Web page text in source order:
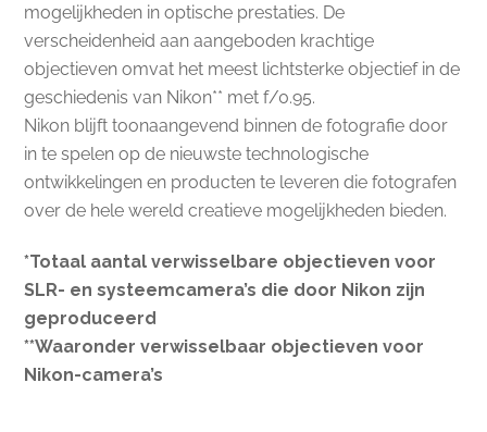
mogelijkheden in optische prestaties. De
verscheidenheid aan aangeboden krachtige
objectieven omvat het meest lichtsterke objectief in de
geschiedenis van Nikon** met f/0.95.
Nikon blijft toonaangevend binnen de fotografie door
in te spelen op de nieuwste technologische
ontwikkelingen en producten te leveren die fotografen
over de hele wereld creatieve mogelijkheden bieden.
*Totaal aantal verwisselbare objectieven voor
SLR- en systeemcamera’s die door Nikon zijn
geproduceerd
**Waaronder verwisselbaar objectieven voor
Nikon-camera’s